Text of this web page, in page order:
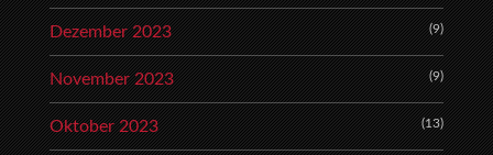
Dezember 2023 (9)
November 2023 (9)
Oktober 2023 (13)